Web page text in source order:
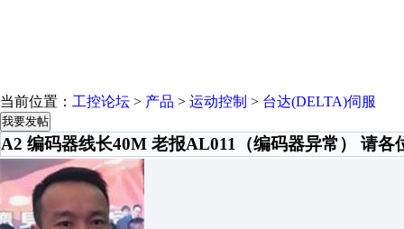
当前位置： 工控论坛 > 产品 > 运动控制 > 台达(DELTA)伺服
我要发帖
A2 编码器线长40M 老报AL011（编码器异常） 请各